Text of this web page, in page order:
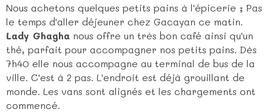
Nous achetons quelques petits pains à l'épicerie ; Pas
le temps d'aller déjeuner chez Gacayan ce matin.
Lady Ghagha nous offre un très bon café ainsi qu'un
thé, parfait pour accompagner nos petits pains. Dès
7h40 elle nous accompagne au terminal de bus de la
ville. C'est à 2 pas. L'endroit est déjà grouillant de
monde. Les vans sont alignés et les chargements ont
commencé.